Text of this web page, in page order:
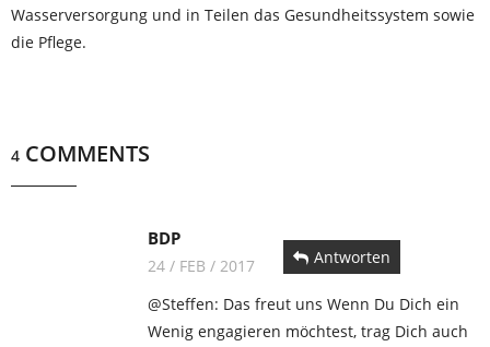
Wasserversorgung und in Teilen das Gesund­heitssystem sowie
die Pflege.
4 COMMENTS
BDP
24 / FEB / 2017 Antworten
@Steffen: Das freut uns Wenn Du Dich ein
Wenig engagieren möchtest, trag Dich auch